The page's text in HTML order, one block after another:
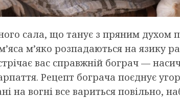
сала, що танує з пряним духом
м’яко розпадаються на язику
вас справжній бограч —
Рецепт бограча поєднує
на вогні все вариться повільно,